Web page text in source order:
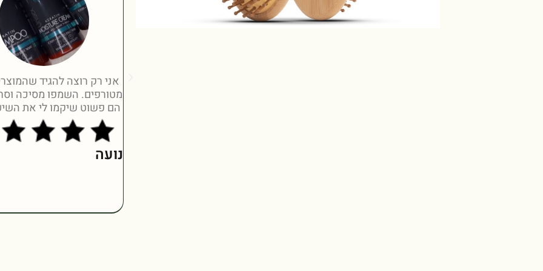
אני רק רוצה להגיד
מטורפים. השמפו מסיכה
הם פשוט שיקמו לי את
נועה